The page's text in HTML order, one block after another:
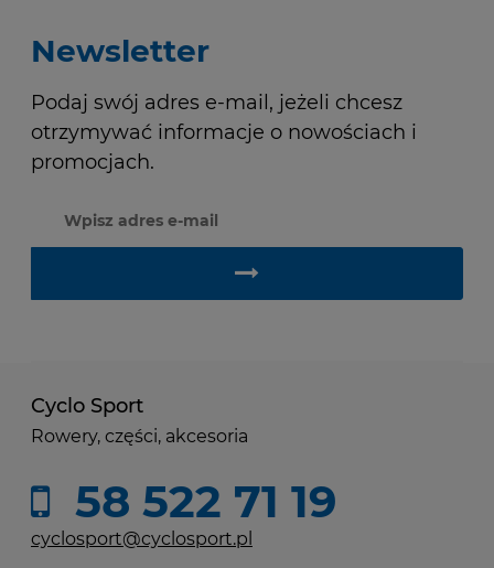
Newsletter
Podaj swój adres e-mail, jeżeli chcesz
otrzymywać informacje o nowościach i
promocjach.
Cyclo Sport
Rowery, części, akcesoria
58 522 71 19
cyclosport@cyclosport.pl